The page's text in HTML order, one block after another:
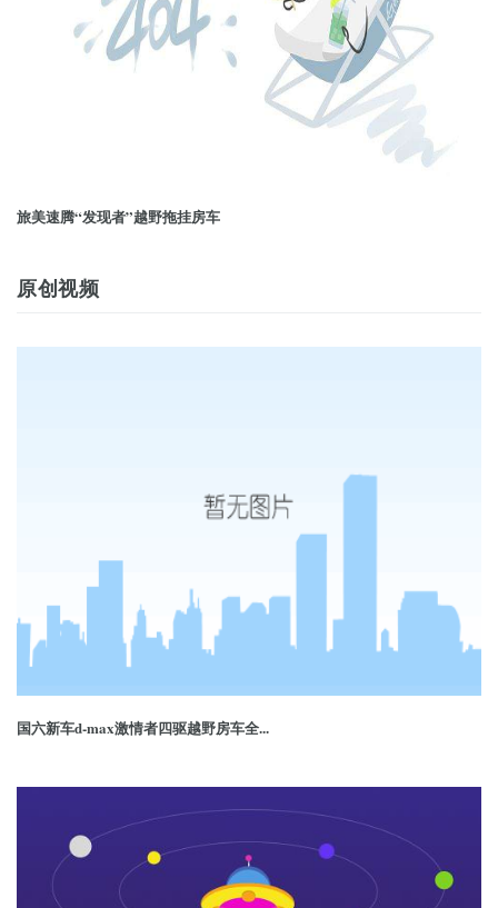
旅美速腾“发现者”越野拖挂房车
原创视频
国六新车d-max激情者四驱越野房车全...